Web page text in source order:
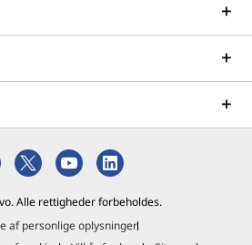
Alle rettigheder forbeholdes.
af personlige oplysninger